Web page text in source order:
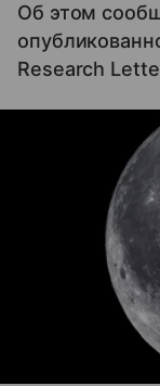
Об этом
Research